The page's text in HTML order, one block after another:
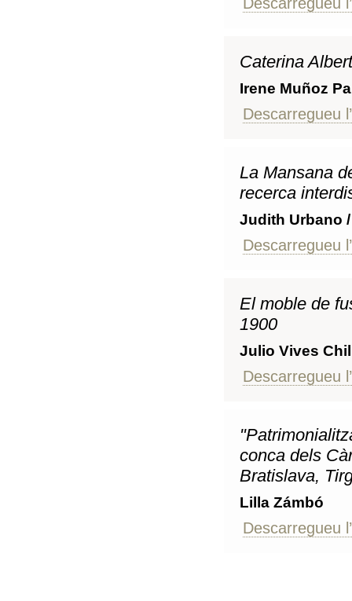
Caterina
Irene Muñoz
Descarregueu
La Mansana
recerca
Judith Urbano
Descarregueu
El moble de
1900
Julio Vives
Descarregueu
conca dels
Bratislava,
Lilla Zámbó
Descarregueu